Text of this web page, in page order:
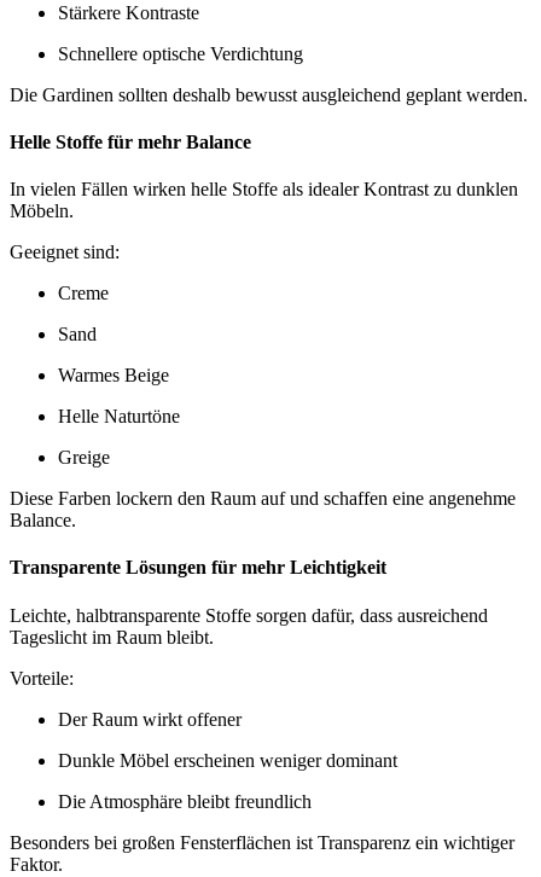
Stärkere Kontraste
Schnellere optische Verdichtung
Die Gardinen sollten deshalb bewusst ausgleichend geplant werden.
Helle Stoffe für mehr Balance
In vielen Fällen wirken helle Stoffe als idealer Kontrast zu dunklen
Möbeln.
Geeignet sind:
Creme
Sand
Warmes Beige
Helle Naturtöne
Greige
Diese Farben lockern den Raum auf und schaffen eine angenehme
Balance.
Transparente Lösungen für mehr Leichtigkeit
Leichte, halbtransparente Stoffe sorgen dafür, dass ausreichend
Tageslicht im Raum bleibt.
Vorteile:
Der Raum wirkt offener
Dunkle Möbel erscheinen weniger dominant
Die Atmosphäre bleibt freundlich
Besonders bei großen Fensterflächen ist Transparenz ein wichtiger
Faktor.